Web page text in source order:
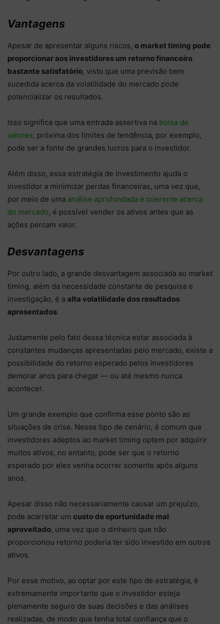
Vantagens
Apesar de apresentar alguns riscos, o market timing pode
proporcionar aos investidores um retorno financeiro
bastante satisfatório, visto que uma previsão bem
sucedida acerca da volatilidade do mercado pode
potencializar os resultados.
Isso significa que uma entrada assertiva na bolsa de
valores, próxima dos limites de tendência, por exemplo,
pode ser a fonte de grandes lucros para o investidor.
Além disso, essa estratégia de investimento ajuda o
investidor a minimizar perdas financeiras, uma vez que,
por meio de uma análise aprofundada e coerente acerca
do mercado, é possível vender os ativos antes que as
ações percam valor.
Desvantagens
Por outro lado, a grande desvantagem associada ao market
timing, além da necessidade constante de pesquisa e
investigação, é a alta volatilidade dos resultados
apresentados.
Justamente pelo fato dessa técnica estar associada à
constantes mudanças apresentadas pelo mercado, existe a
possibilidade do retorno esperado pelos investidores
demorar anos para chegar — ou até mesmo nunca
acontecer.
Um grande exemplo que confirma esse ponto são as
situações de crise. Nesse tipo de cenário, é comum que
investidores adeptos ao market timing optem por adquirir
muitos ativos, no entanto, pode ser que o retorno
esperado por eles venha ocorrer somente após alguns
anos.
Apesar disso não necessariamente causar um prejuízo,
pode acarretar um custo de oportunidade mal
aproveitado, uma vez que o dinheiro que não
proporcionou retorno poderia ter sido investido em outros
ativos.
Por esse motivo, ao optar por este tipo de estratégia, é
extremamente importante que o investidor esteja
plenamente seguro de suas decisões e das análises
realizadas, de modo que tenha total confiança que o